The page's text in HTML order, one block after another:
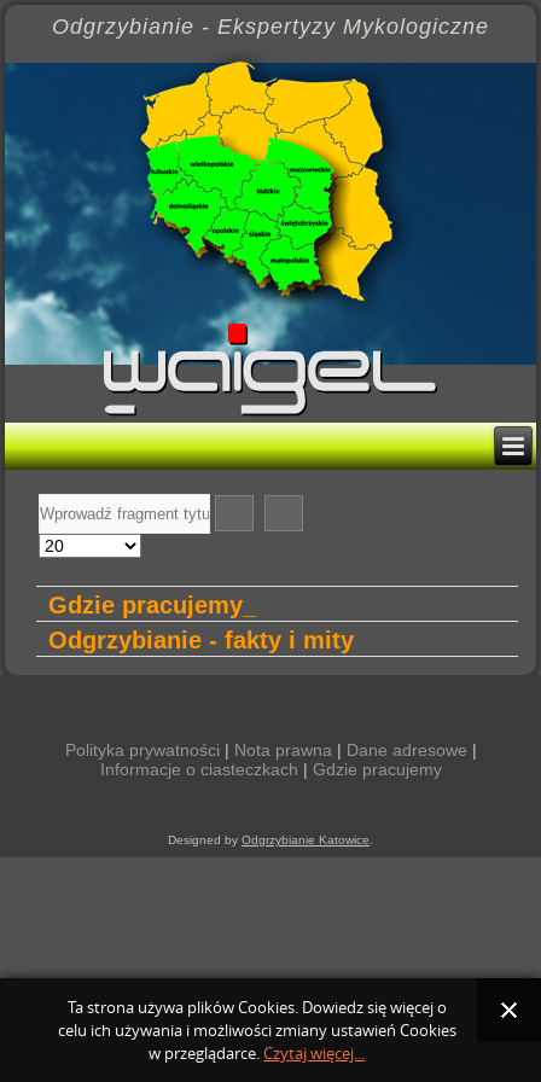
Odgrzybianie - Ekspertyzy Mykologiczne
Wprowadź
fragment
tytułu
Pokaż
#
Gdzie pracujemy_
Odgrzybianie - fakty i mity
Polityka prywatności | Nota prawna | Dane adresowe |
Informacje o ciasteczkach | Gdzie pracujemy
Designed by Odgrzybianie Katowice
Ta strona używa plików Cookies. Dowiedz się więcej o
celu ich używania i możliwości zmiany ustawień Cookies
w przeglądarce.Czytaj więcej...